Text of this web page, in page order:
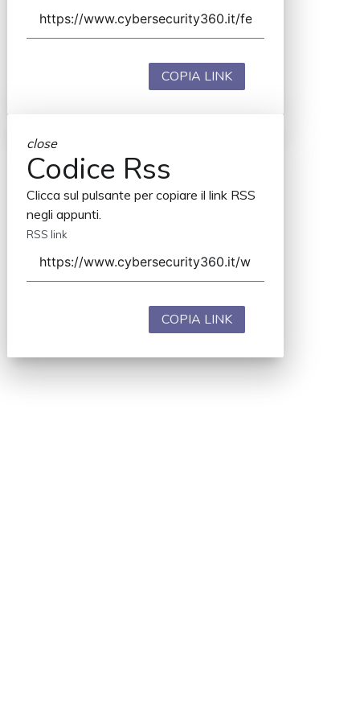
COPIA LINK
close
Codice Rss
Clicca sul pulsante per copiare il link RSS
negli appunti.
RSS link
COPIA LINK